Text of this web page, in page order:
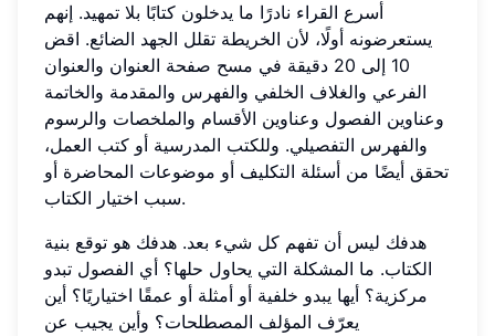
أسرع القراء نادرًا ما يدخلون كتابًا بلا تمهيد. إنهم
يستعرضونه أولًا، لأن الخريطة تقلل الجهد الضائع. اقض
10 إلى 20 دقيقة في مسح صفحة العنوان والعنوان
الفرعي والغلاف الخلفي والفهرس والمقدمة والخاتمة
وعناوين الفصول وعناوين الأقسام والملخصات والرسوم
والفهرس التفصيلي. وللكتب المدرسية أو كتب العمل،
تحقق أيضًا من أسئلة التكليف أو موضوعات المحاضرة أو
سبب اختيار الكتاب.
هدفك ليس أن تفهم كل شيء بعد. هدفك هو توقع بنية
الكتاب. ما المشكلة التي يحاول حلها؟ أي الفصول تبدو
مركزية؟ أيها يبدو خلفية أو أمثلة أو عمقًا اختياريًا؟ أين
يعرّف المؤلف المصطلحات؟ وأين يجيب عن